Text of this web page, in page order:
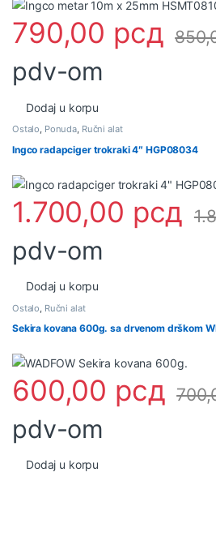
790,00 рсд
pdv-om
Dodaj u korpu
Ostalo, Ponuda, Ručni alat
Ingco radapciger trokraki 4″ HGP08034
1.700,00 рсд
pdv-om
Dodaj u korpu
Ostalo Ručni alat
Sekira kovana 600g. sa drvenom drškom
600,00 рсд
pdv-om
Dodaj u korpu